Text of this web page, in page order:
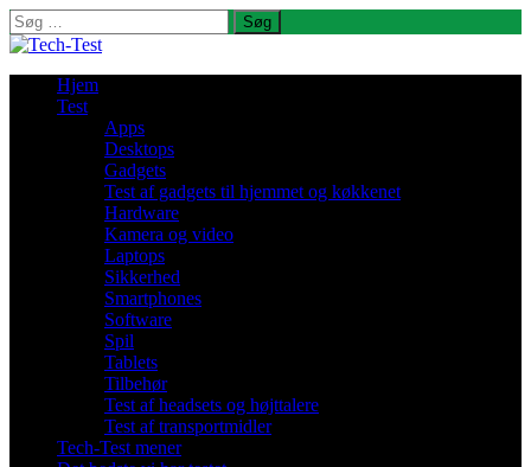
Søg
efter:
Hjem
Test
Apps
Desktops
Gadgets
Test af gadgets til hjemmet og køkkenet
Hardware
Kamera og video
Laptops
Sikkerhed
Smartphones
Software
Spil
Tablets
Tilbehør
Test af headsets og højttalere
Test af transportmidler
Tech-Test mener